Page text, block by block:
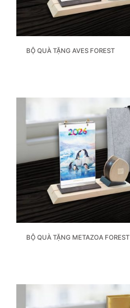
BỘ QUÀ TẶNG AVES FOREST
BỘ QUÀ TẶNG METAZOA FOREST